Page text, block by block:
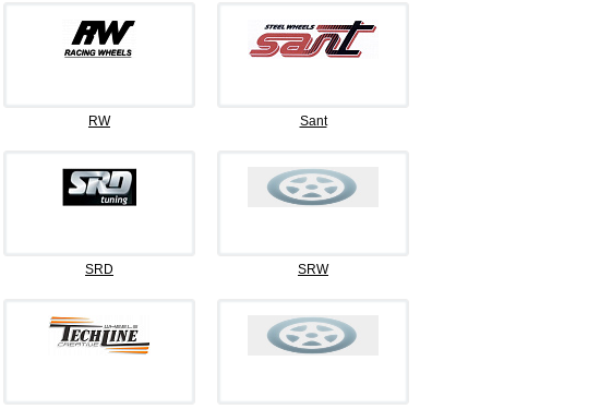
RW Sant
SRD SRW